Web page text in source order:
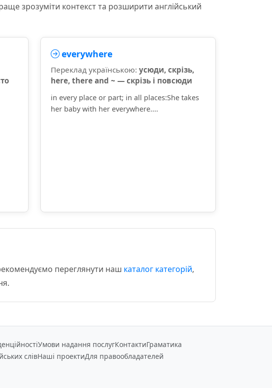
зрозуміти контекст та розширити англійський
everywhere
Переклад українською: усюди, скрізь,
here, there and ~ — скрізь і повсюди
in every place or part; in all places:She takes
her baby with her everywhere....
переглянути наш каталог категорій,
Умови надання послугКонтактиГраматика
слівНаші проектиДля правообладателей